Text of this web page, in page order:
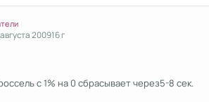
200916 г
с 1% на 0 сбрасывает через5-8 сек.